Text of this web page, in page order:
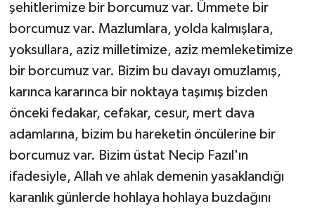
şehitlerimize bir borcumuz var. Ümmete bir
borcumuz var. Mazlumlara, yolda kalmışlara,
yoksullara, aziz milletimize, aziz memleketimize
bir borcumuz var. Bizim bu davayı omuzlamış,
karınca kararınca bir noktaya taşımış bizden
önceki fedakar, cefakar, cesur, mert dava
adamlarına, bizim bu hareketin öncülerine bir
borcumuz var. Bizim üstat Necip Fazıl'ın
ifadesiyle, Allah ve ahlak demenin yasaklandığı
karanlık günlerde hohlaya hohlaya buzdağını